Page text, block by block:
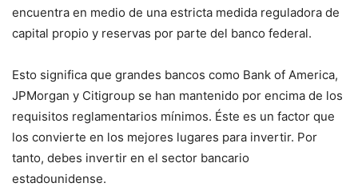
encuentra en medio de una estricta medida reguladora de
capital propio y reservas por parte del banco federal.
Esto significa que grandes bancos como Bank of America,
JPMorgan y Citigroup se han mantenido por encima de los
requisitos reglamentarios mínimos. Éste es un factor que
los convierte en los mejores lugares para invertir. Por
tanto, debes invertir en el sector bancario
estadounidense.